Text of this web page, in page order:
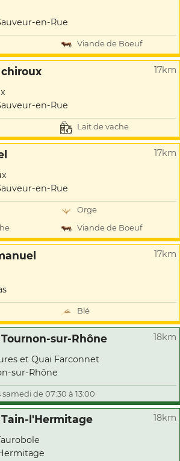
en-Rue
Viande de Boeuf
17km
en-Rue
Lait de vache
17km
en-Rue
Orge
Viande de Boeuf
17km
Blé
sur-Rhône 18km
et Quai Farconnet
sur-Rhône
samedi de 07:30 à 13:00
l'Hermitage 18km